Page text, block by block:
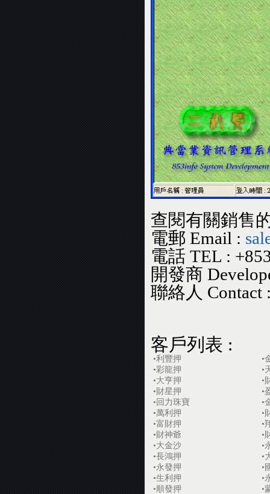
查閱有關銷售
電郵 Email :
電話 TEL :
開發商
聯絡人 Contact
客戶列表 :
•利豐押
•
•彩龍押
•
•大亨押
•
•財星押
•
•回力珠寶
•
•萬利押
•
•富財押
•
•財神爺
•
•大金沙
•
•長鴻押
•
•永發押
•
•生利押
•
•順發押
•